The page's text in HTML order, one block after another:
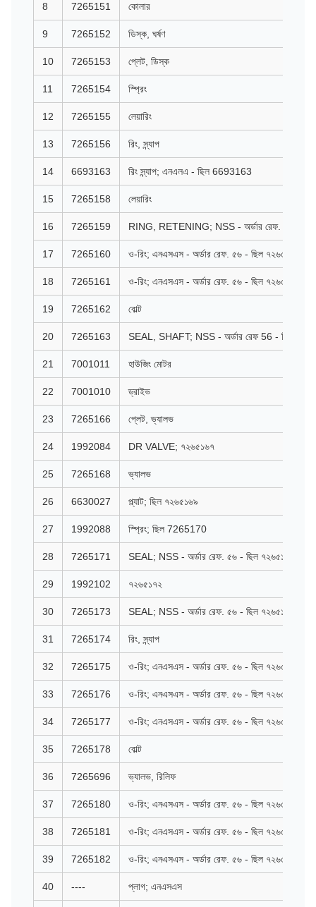
8 7265151 কোলার
9 7265152 ডিস্ক, ঘর্ষণ
10 7265153 প্লেট, ডিস্ক
11 7265154 স্প্রিং
12 7265155 লেয়ারিং
13 7265156 রিং, স্ন্যাপ
14 6693163 রিং স্ন্যাপ; এনএলএ - ছিল 6693163
15 7265158 লেয়ারিং
16 7265159 RING, RETENING; NSS - অর্ডার রেফ. ৫৬ -
17 7265160 ও-রিং; এনএসএস - অর্ডার রেফ. ৫৬ - ছিল ৭২৬৫১৬০
18 7265161 ও-রিং; এনএসএস - অর্ডার রেফ. ৫৬ - ছিল ৭২৬৫১৬১
19 7265162 বোল্ট
20 7265163 SEAL, SHAFT; NSS - অর্ডার রেফ 56 - ছিল
21 7001011 হাউজিং মোটর
22 7001010 ড্রাইভ
23 7265166 প্লেট, ভ্যালভ
24 1992084 DR VALVE; ৭২৬৫১৬৭
25 7265168 ভ্যালভ
26 6630027 প্ল্যাট; ছিল ৭২৬৫১৬৯
27 1992088 স্প্রিং; ছিল 7265170
28 7265171 SEAL; NSS - অর্ডার রেফ. ৫৬ - ছিল ৭২৬৫১৭১
29 1992102 ৭২৬৫১৭২
30 7265173 SEAL; NSS - অর্ডার রেফ. ৫৬ - ছিল ৭২৬৫১৭৩
31 7265174 রিং, স্ন্যাপ
32 7265175 ও-রিং; এনএসএস - অর্ডার রেফ. ৫৬ - ছিল ৭২৬৫১৭৫
33 7265176 ও-রিং; এনএসএস - অর্ডার রেফ. ৫৬ - ছিল ৭২৬৫১৭৬
34 7265177 ও-রিং; এনএসএস - অর্ডার রেফ. ৫৬ - ছিল ৭২৬৫১৭৭
35 7265178 বোল্ট
36 7265696 ভ্যালভ, রিলিফ
37 7265180 ও-রিং; এনএসএস - অর্ডার রেফ. ৫৬ - ছিল ৭২৬৫১৮০
38 7265181 ও-রিং; এনএসএস - অর্ডার রেফ. ৫৬ - ছিল ৭২৬৫১৮১
39 7265182 ও-রিং; এনএসএস - অর্ডার রেফ. ৫৬ - ছিল ৭২৬৫১৮২
40 ---- প্লাগ; এনএসএস